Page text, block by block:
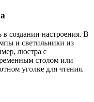
создании настроения. В
и светильники из
люстра с
столом или
уголке для чтения.